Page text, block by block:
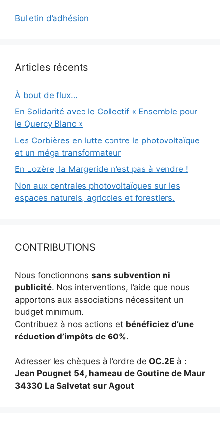
Bulletin d’adhésion
Articles récents
À bout de flux…
En Solidarité avec le Collectif « Ensemble pour
le Quercy Blanc »
Les Corbières en lutte contre le photovoltaïque
et un méga transformateur
En Lozère, la Margeride n’est pas à vendre !
Non aux centrales photovoltaïques sur les
espaces naturels, agricoles et forestiers.
CONTRIBUTIONS
Nous fonctionnons sans subvention ni
publicité. Nos interventions, l’aide que nous
apportons aux associations nécessitent un
budget minimum.
Contribuez à nos actions et bénéficiez d’une
réduction d’impôts de 60%.
Adresser les chèques à l’ordre de OC.2E à :
Jean Pougnet 54, hameau de Goutine de Maur
34330 La Salvetat sur Agout